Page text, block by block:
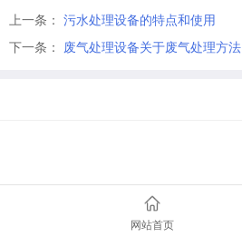
上一条：
污水处理设备的特点和使用
下一条：
废气处理设备关于废气处理方法
网站首页